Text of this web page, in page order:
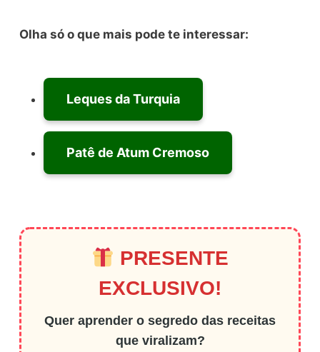
Olha só o que mais pode te interessar:
Leques da Turquia
Patê de Atum Cremoso
PRESENTE
EXCLUSIVO!
Quer aprender o segredo das receitas
que viralizam?